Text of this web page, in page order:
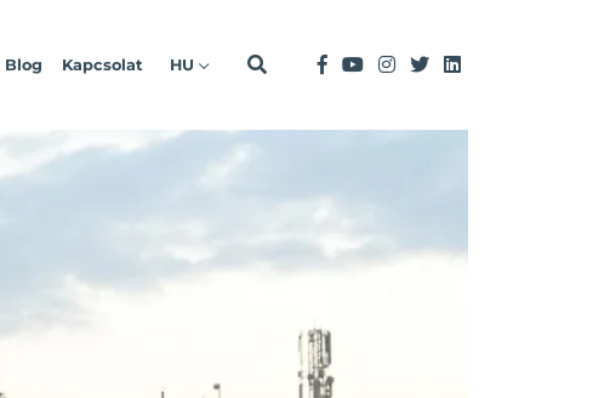
Blog Kapcsolat HU